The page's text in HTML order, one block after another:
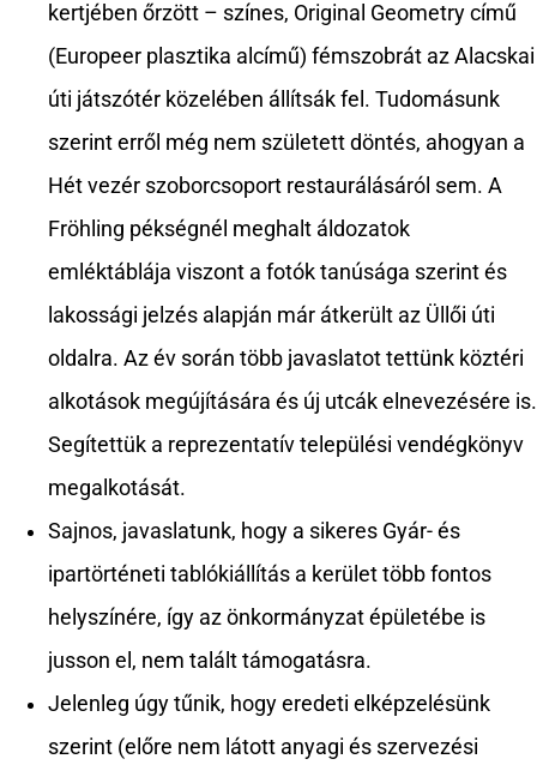
kertjében őrzött – színes, Original Geometry című
(Europeer plasztika alcímű) fémszobrát az Alacskai
úti játszótér közelében állítsák fel. Tudomásunk
szerint erről még nem született döntés, ahogyan a
Hét vezér szoborcsoport restaurálásáról sem. A
Fröhling pékségnél meghalt áldozatok
emléktáblája viszont a fotók tanúsága szerint és
lakossági jelzés alapján már átkerült az Üllői úti
oldalra. Az év során több javaslatot tettünk köztéri
alkotások megújítására és új utcák elnevezésére is.
Segítettük a reprezentatív települési vendégkönyv
megalkotását.
Sajnos, javaslatunk, hogy a sikeres Gyár- és
ipartörténeti tablókiállítás a kerület több fontos
helyszínére, így az önkormányzat épületébe is
jusson el, nem talált támogatásra.
Jelenleg úgy tűnik, hogy eredeti elképzelésünk
szerint (előre nem látott anyagi és szervezési